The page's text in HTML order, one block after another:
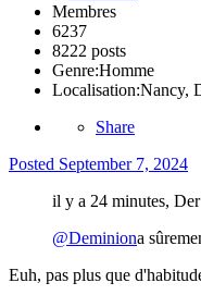
Membres
6237
8222 posts
Genre:Homme
Localisation:Nancy,
Share
Posted September 7, 2024
il y a 24 minutes,
@Deminiona
Euh, pas plus que